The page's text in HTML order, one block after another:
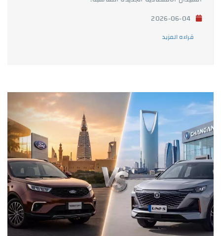
قراءه المزيد